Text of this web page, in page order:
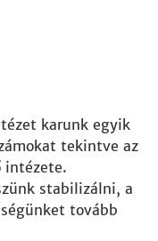
karunk egyik
tekintve az
intézete.
stabilizálni, a
tovább